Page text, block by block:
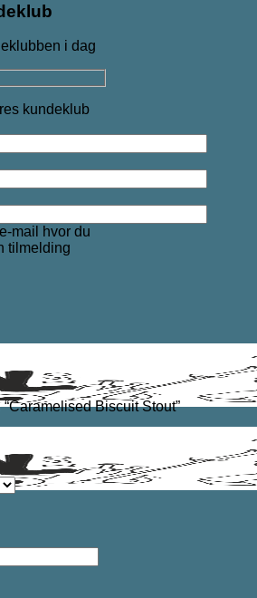
i dag
kundeklub
mail hvor du
tilmelding
Biscuit Stout”